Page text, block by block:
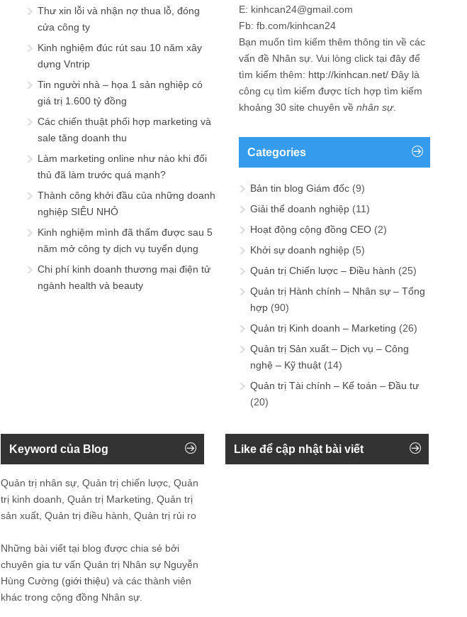
Thư xin lỗi và nhận nợ thua lỗ, đóng
cửa công ty
Kinh nghiệm đúc rút sau 10 năm xây
dựng Vntrip
Tin người nhà – họa 1 sản nghiệp có
giá trị 1.600 tỷ đồng
Các chiến thuật phối hợp marketing và
sale tăng doanh thu
Làm marketing online như nào khi đối
thủ đã làm trước quá mạnh?
Thành công khởi đầu của những doanh
nghiệp SIÊU NHỎ
Kinh nghiệm mình đã thấm được sau 5
năm mở công ty dịch vụ tuyển dụng
Chi phí kinh doanh thương mại điện tử
ngành health và beauty
E: kinhcan24@gmail.com
Fb: fb.com/kinhcan24
Bạn muốn tìm kiếm thêm thông tin về các
vấn đề Nhân sự . Vui lòng click tại đây để
tìm kiếm thêm: http://kinhcan.net/ Đây là
công cụ tìm kiếm được tích hợp tìm kiếm
khoảng 30 site chuyên về nhân sự.
Categories
Bản tin blog Giám đốc (9)
Giải thể doanh nghiệp (11)
Hoạt động cộng đồng CEO (2)
Khởi sự doanh nghiệp (5)
Quản trị Chiến lược – Điều hành (25)
Quản trị Hành chính – Nhân sự – Tổng
hợp (90)
Quản trị Kinh doanh – Marketing (26)
Quản trị Sản xuất – Dịch vụ – Công
nghệ – Kỹ thuật (14)
Quản trị Tài chính – Kế toán – Đầu tư
(20)
Keyword của Blog
Quản trị nhân sự, Quản trị chiến lược, Quản
trị kinh doanh, Quản trị Marketing, Quản trị
sản xuất, Quản trị điều hành, Quản trị rủi ro
Những bài viết tại blog được chia sẻ bởi
chuyên gia tư vấn Quản trị Nhân sự Nguyễn
Hùng Cường (giới thiệu) và các thành viên
khác trong cộng đồng Nhân sự.
Like để cập nhật bài viết